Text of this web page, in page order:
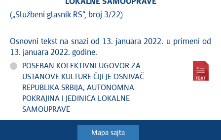
LOKALNE SAMOUPRAVE
(„Službeni glasnik RS”, broj 3/22)
Osnovni tekst na snazi od 13. januara 2022. u primeni od
13. januara 2022. godine.
POSEBAN KOLEKTIVNI UGOVOR ZA
USTANOVE KULTURE ČIJI JE OSNIVAČ
REPUBLIKA SRBIJA, AUTONOMNA
POKRAJINA I JEDINICA LOKALNE
SAMOUPRAVE
Mapa sajta